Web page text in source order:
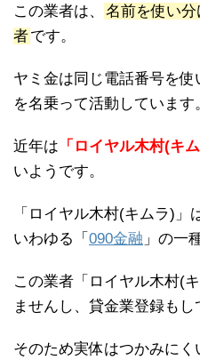
この業者は、
名前を使い
者です。
ヤミ金は同じ電話番号を
を名乗って活動しています
近年は 「ロイヤル木村(キム
いようです。
「ロイヤル木村(キムラ)」
いわゆる「 090金融 」の一
この業者「ロイヤル木村(
ませんし、貸金業登録もし
そのため実体はつかみに